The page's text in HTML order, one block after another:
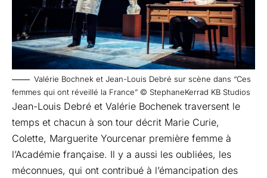
Valérie Bochnek et Jean-Louis Debré sur scène dans “Ces
femmes qui ont réveillé la France” © StephaneKerrad KB Studios
Jean-Louis Debré et Valérie Bochenek traversent le
temps et chacun à son tour décrit Marie Curie,
Colette, Marguerite Yourcenar première femme à
l’Académie française. Il y a aussi les oubliées, les
méconnues, qui ont contribué à l’émancipation des